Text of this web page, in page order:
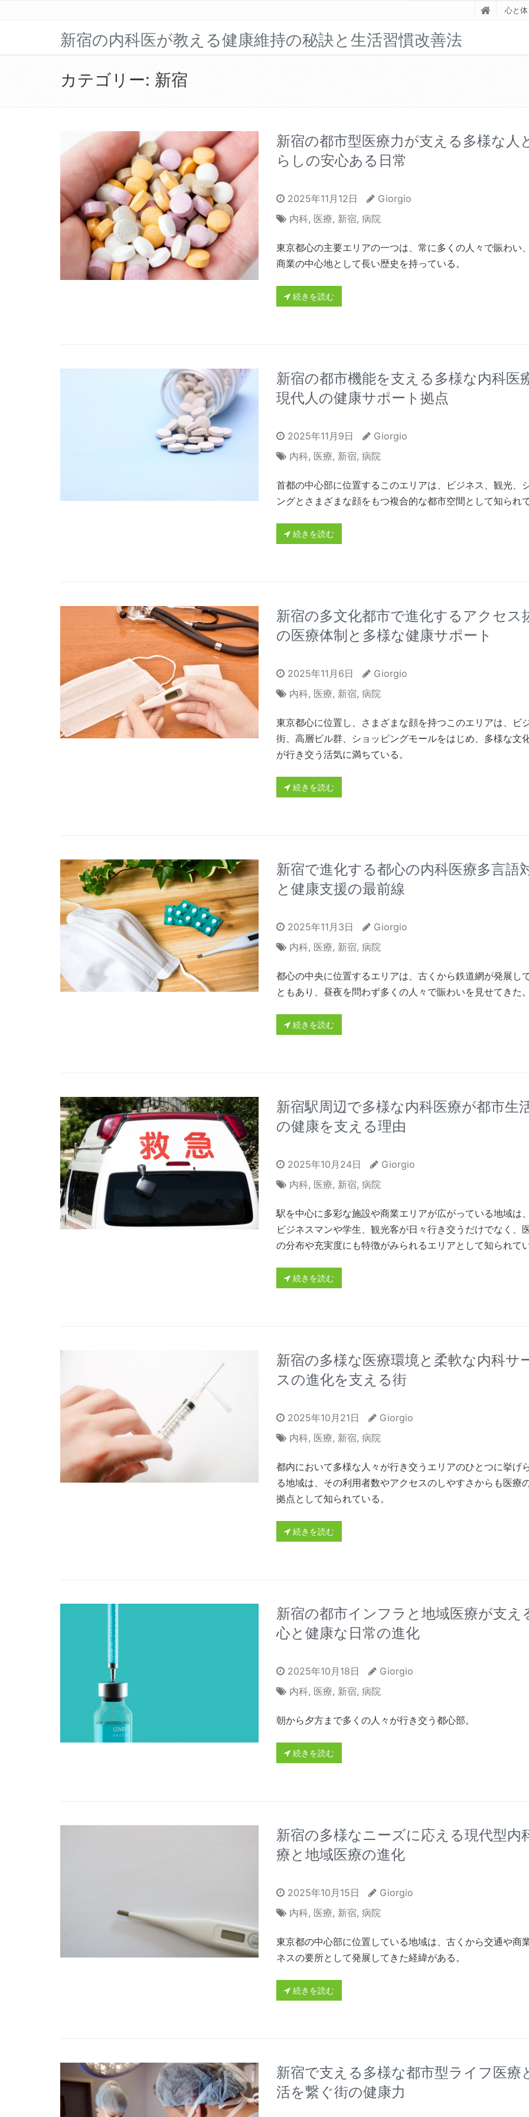
心と
新宿の内科医が教える健康維持の秘訣と生活習慣改善法
カテゴリー: 新宿
新宿の都市型医療力が支える多様な人
らしの安心ある日常
2025年11月12日
Giorgio
内科, 医療, 新宿, 病院
東京都心の主要エリアの一つは、常に多くの人々で賑わい
商業の中心地として長い歴史を持っている。
続きを読む
新宿の都市機能を支える多様な内科医
現代人の健康サポート拠点
2025年11月9日
Giorgio
内科, 医療, 新宿, 病院
首都の中心部に位置するこのエリアは、ビジネス、観光、
ングとさまざまな顔をもつ複合的な都市空間として知られて
続きを読む
新宿の多文化都市で進化するアクセス
の医療体制と多様な健康サポート
2025年11月6日
Giorgio
内科, 医療, 新宿, 病院
東京都心に位置し、さまざまな顔を持つこのエリアは、ビ
街、高層ビル群、ショッピングモールをはじめ、多様な文
が行き交う活気に満ちている。
続きを読む
新宿で進化する都心の内科医療多言語
と健康支援の最前線
2025年11月3日
Giorgio
内科, 医療, 新宿, 病院
都心の中央に位置するエリアは、古くから鉄道網が発展し
ともあり、昼夜を問わず多くの人々で賑わいを見せてきた。
続きを読む
新宿駅周辺で多様な内科医療が都市生
の健康を支える理由
2025年10月24日
Giorgio
内科, 医療, 新宿, 病院
駅を中心に多彩な施設や商業エリアが広がっている地域は
ビジネスマンや学生、観光客が日々行き交うだけでなく、
の分布や充実度にも特徴がみられるエリアとして知られてい
続きを読む
新宿の多様な医療環境と柔軟な内科サ
スの進化を支える街
2025年10月21日
Giorgio
内科, 医療, 新宿, 病院
都内において多様な人々が行き交うエリアのひとつに挙げ
る地域は、その利用者数やアクセスのしやすさからも医療
拠点として知られている。
続きを読む
新宿の都市インフラと地域医療が支え
心と健康な日常の進化
2025年10月18日
Giorgio
内科, 医療, 新宿, 病院
朝から夕方まで多くの人々が行き交う都心部。
続きを読む
新宿の多様なニーズに応える現代型内
療と地域医療の進化
2025年10月15日
Giorgio
内科, 医療, 新宿, 病院
東京都の中心部に位置している地域は、古くから交通や商
ネスの要所として発展してきた経緯がある。
続きを読む
新宿で支える多様な都市型ライフ医療
活を繋ぐ街の健康力